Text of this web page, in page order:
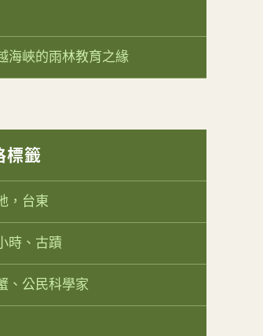
海峽的雨林教育之緣
標籤
，台東
時、古蹟
、公民科學家